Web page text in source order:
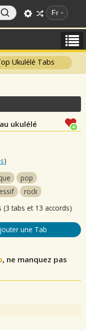
Fr
Ukulélé Tabs
ukulélé
)
pop
rock
(3 tabs et 13 accords)
une Tab
, ne manquez pas